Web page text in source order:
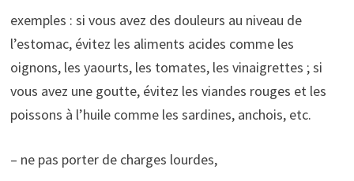
exemples : si vous avez des douleurs au niveau de
l’estomac, évitez les aliments acides comme les
oignons, les yaourts, les tomates, les vinaigrettes ; si
vous avez une goutte, évitez les viandes rouges et les
poissons à l’huile comme les sardines, anchois, etc.
– ne pas porter de charges lourdes,